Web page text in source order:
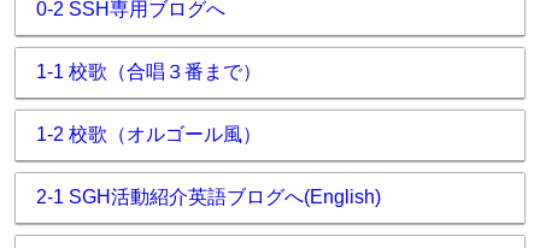
0-2 SSH専用ブログへ
1-1 校歌（合唱３番まで）
1-2 校歌（オルゴール風）
2-1 SGH活動紹介英語ブログへ(English)